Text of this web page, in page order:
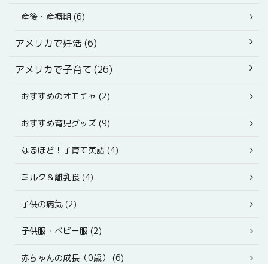
産後・産褥期 (6)
アメリカで妊活 (6)
アメリカで子育て (26)
おすすめのオモチャ (2)
おすすめ育児グッズ (9)
なるほど！子育て英語 (4)
ミルク＆離乳食 (4)
子供の病気 (2)
子供服・ベビー服 (2)
赤ちゃんの成長（0歳） (6)